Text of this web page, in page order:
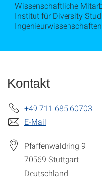
Wissenschaftliche
Institut für Diversity
Ingenieurwissenschaften
Kontakt
+49 711 685 60703
E-Mail
Pfaffenwaldring 9
70569 Stuttgart
Deutschland